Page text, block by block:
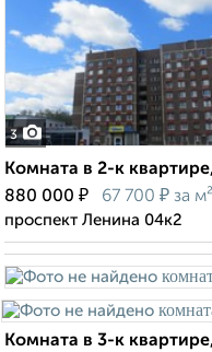
3
Комната в 2-к
880 000 ₽ 67 700 ₽ за м²
проспект Ленина 04к2
Комната в 3-к